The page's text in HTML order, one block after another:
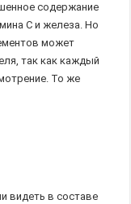
содержание
С и железа. Но
может
так как каждый
То же
видеть в составе